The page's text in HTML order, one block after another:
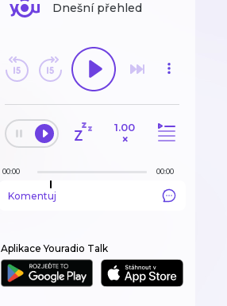
Dnešní přehled
1.00
×
00:00 00:00
Komentuj
Aplikace Youradio Talk